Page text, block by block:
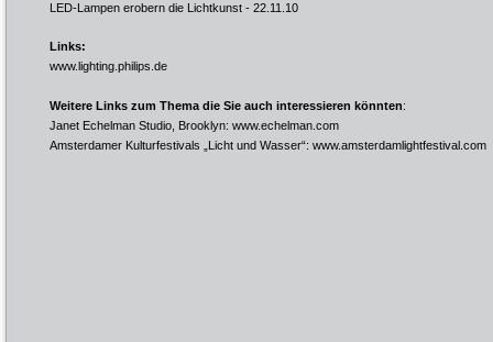
LED-Lampen erobern die Lichtkunst - 22.11.10
Links:
www.lighting.philips.de
Weitere Links zum Thema die Sie auch interessieren könnten:
Janet Echelman Studio, Brooklyn: www.echelman.com
Amsterdamer Kulturfestivals „Licht und Wasser“: www.amsterdamlightfestival.com